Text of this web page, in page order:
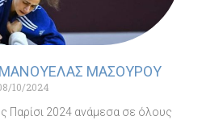
ΜΑΣΟΥΡΟΥ
10/2024
Παρίσι 2024 ανάμεσα σε όλους